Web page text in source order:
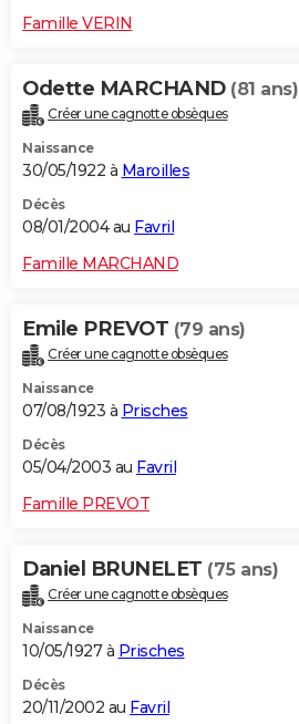
Famille VERIN
Odette MARCHAND (81 ans)
Créer une cagnotte obsèques
Naissance
30/05/1922 à Maroilles
Décès
08/01/2004 au Favril
Famille MARCHAND
Emile PREVOT (79 ans)
Créer une cagnotte obsèques
Naissance
07/08/1923 à Prisches
Décès
05/04/2003 au Favril
Famille PREVOT
Daniel BRUNELET (75 ans)
Créer une cagnotte obsèques
Naissance
10/05/1927 à Prisches
Décès
20/11/2002 au Favril